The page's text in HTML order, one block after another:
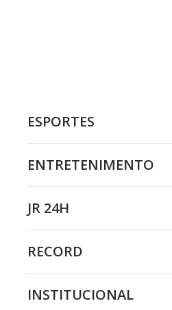
ESPORTES
ENTRETENIMENTO
JR 24H
RECORD
INSTITUCIONAL